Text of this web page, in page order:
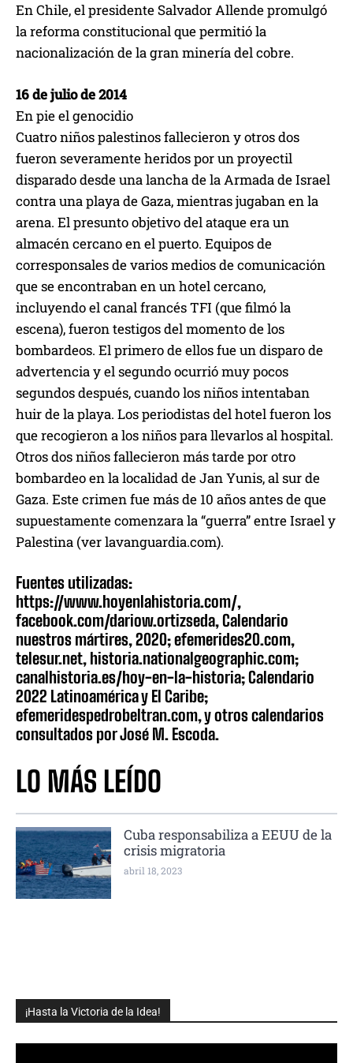
¡Hasta la Victoria de la Idea!
En Chile, el presidente Salvador Allende promulgó
la reforma constitucional que permitió la
nacionalización de la gran minería del cobre.
16 de julio de 2014
En pie el genocidio
Cuatro niños palestinos fallecieron y otros dos
fueron severamente heridos por un proyectil
disparado desde una lancha de la Armada de Israel
contra una playa de Gaza, mientras jugaban en la
arena. El presunto objetivo del ataque era un
almacén cercano en el puerto. Equipos de
corresponsales de varios medios de comunicación
que se encontraban en un hotel cercano,
incluyendo el canal francés TFI (que filmó la
escena), fueron testigos del momento de los
bombardeos. El primero de ellos fue un disparo de
advertencia y el segundo ocurrió muy pocos
segundos después, cuando los niños intentaban
huir de la playa. Los periodistas del hotel fueron los
que recogieron a los niños para llevarlos al hospital.
Otros dos niños fallecieron más tarde por otro
bombardeo en la localidad de Jan Yunis, al sur de
Gaza. Este crimen fue más de 10 años antes de que
supuestamente comenzara la “guerra” entre Israel y
Palestina (ver lavanguardia.com).
Fuentes utilizadas:
https://www.hoyenlahistoria.com/,
facebook.com/dariow.ortizseda, Calendario
nuestros mártires, 2020; efemerides20.com,
telesur.net, historia.nationalgeographic.com;
canalhistoria.es/hoy-en-la-historia; Calendario
2022 Latinoamérica y El Caribe;
efemeridespedrobeltran.com, y otros calendarios
consultados por José M. Escoda.
LO MÁS LEÍDO
Cuba responsabiliza a EEUU de la
crisis migratoria
abril 18, 2023